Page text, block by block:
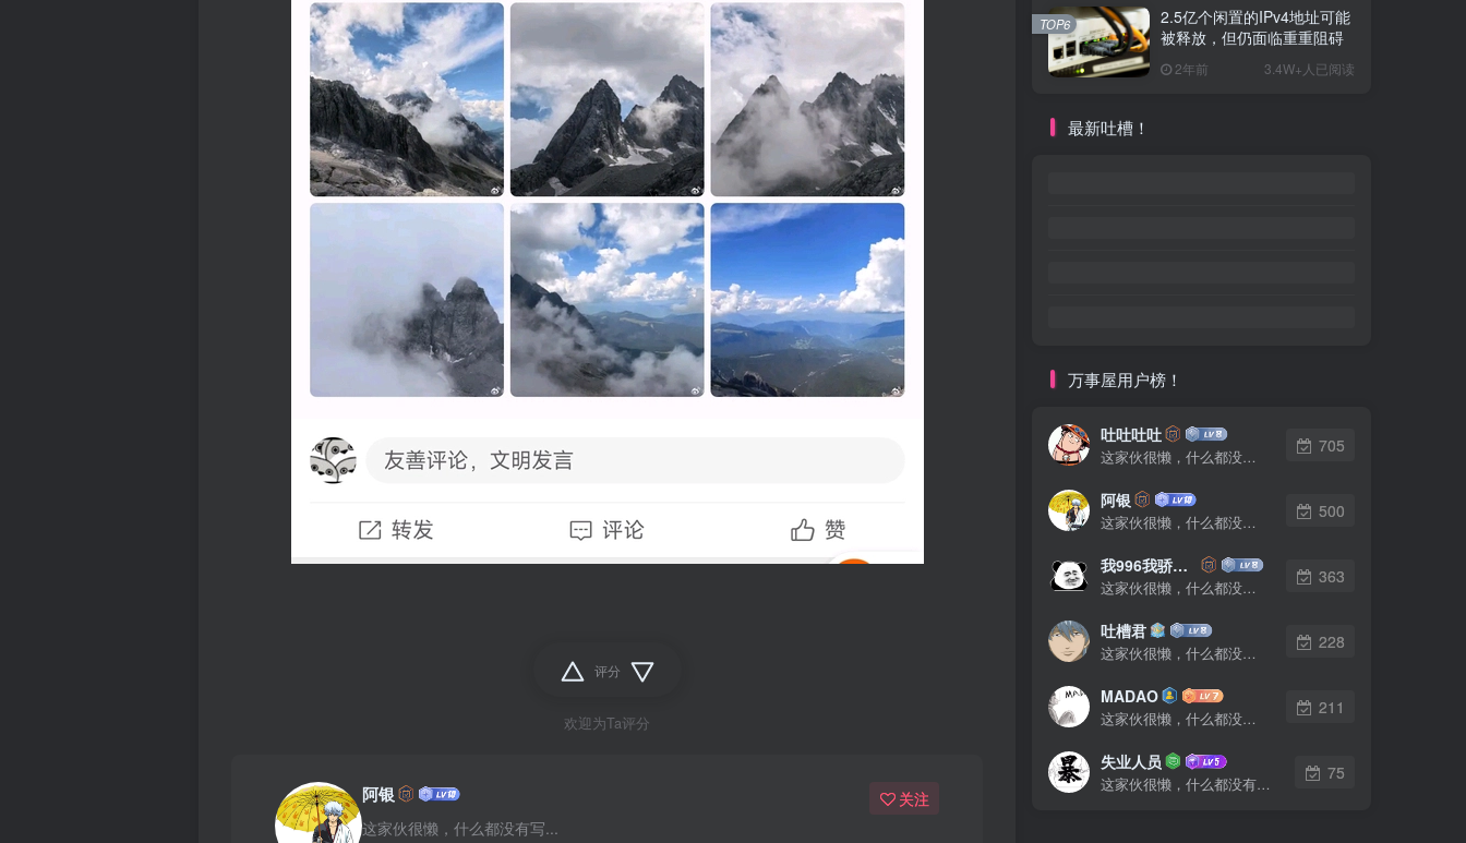
评分
欢迎为Ta评分
阿银
这家伙很懒，什么都没有写...
关注
2.5亿个闲置的IPv4地址可能
被释放，但仍面临重重阻碍
2年前 3.4W+人已阅读
TOP6
最新吐槽！
万事屋用户榜！
吐吐吐吐
这家伙很懒，什么都没有写...
705
阿银
这家伙很懒，什么都没有写...
500
我996我骄傲了么
这家伙很懒，什么都没有写...
363
吐槽君
这家伙很懒，什么都没有写...
228
MADAO
这家伙很懒，什么都没有写...
211
失业人员
这家伙很懒，什么都没有写...
75